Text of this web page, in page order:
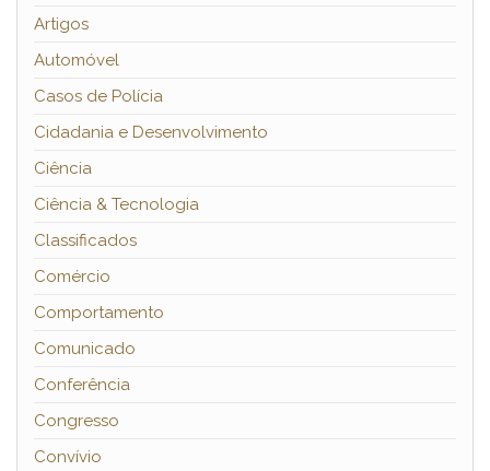
Artigos
Automóvel
Casos de Polícia
Cidadania e Desenvolvimento
Ciência
Ciência & Tecnologia
Classificados
Comércio
Comportamento
Comunicado
Conferência
Congresso
Convívio